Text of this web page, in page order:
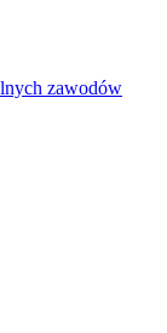
zawodów